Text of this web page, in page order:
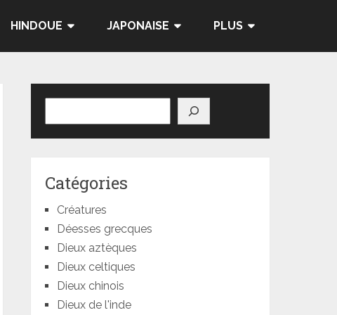
HINDOUE JAPONAISE PLUS
Catégories
Créatures
Déesses grecques
Dieux aztèques
Dieux celtiques
Dieux chinois
Dieux de l'inde